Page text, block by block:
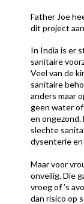
Father Joe
dit project
In India is er
sanitaire
Veel van de
sanitaire
anders maar
geen water
en ongezond.
slechte
dysenterie
Maar voor
onveilig. Die
vroeg of ’s
dan risico op